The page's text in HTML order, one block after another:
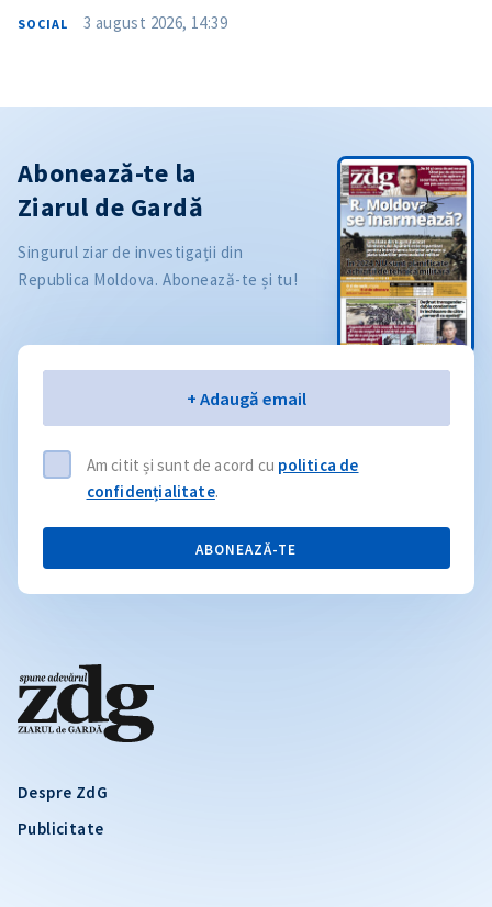
SOCIAL 3 august 2026, 14:39
Despre ZdG
Publicitate
Abonează-te la
Ziarul de Gardă
Singurul ziar de investigații din
Republica Moldova. Abonează-te și tu!
+ Adaugă email
Am citit și sunt de acord cu politica de
confidențialitate.
ABONEAZĂ-TE